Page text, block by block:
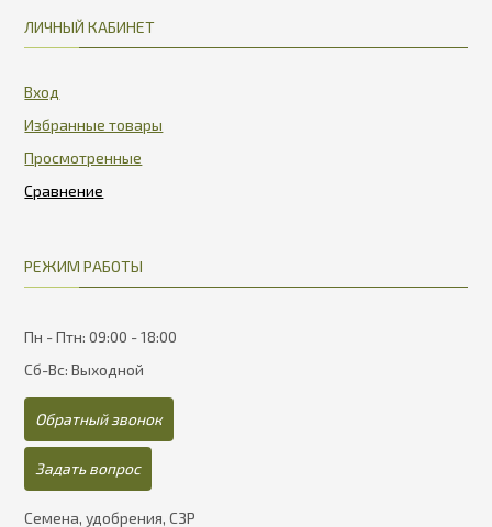
ЛИЧНЫЙ КАБИНЕТ
Вход
Избранные товары
Просмотренные
РЕЖИМ РАБОТЫ
Пн - Птн: 09:00 - 18:00
Сб-Вс: Выходной
Обратный звонок
Задать вопрос
Семена, удобрения, СЗР